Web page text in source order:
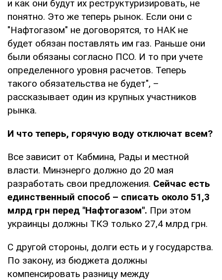
и как они будут их реструктуризировать, не
понятно. Это же теперь рынок. Если они с
"Нафтогазом" не договорятся, то НАК не
будет обязан поставлять им газ. Раньше они
были обязаны согласно ПСО. И то при учете
определенного уровня расчетов. Теперь
такого обязательства не будет", –
рассказывает один из крупных участников
рынка.
И что теперь, горячую воду отключат всем?
Все зависит от Кабмина, Рады и местной
власти. Минэнерго должно до 20 мая
разработать свои предложения. Сейчас есть
единственный способ – списать около 51,3
млрд грн перед "Нафтогазом". При этом
украинцы должны ТКЭ только 27,4 млрд грн.
С другой стороны, долги есть и у государства.
По закону, из бюджета должны
компенсировать разницу между